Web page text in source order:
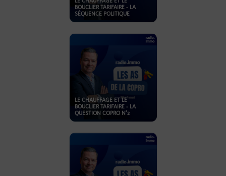
BOUCLIER TARIFAIRE - LA
SÉQUENCE POLITIQUE
LE CHAUFFAGE ET LE
BOUCLIER TARIFAIRE - LA
QUESTION COPRO N°2